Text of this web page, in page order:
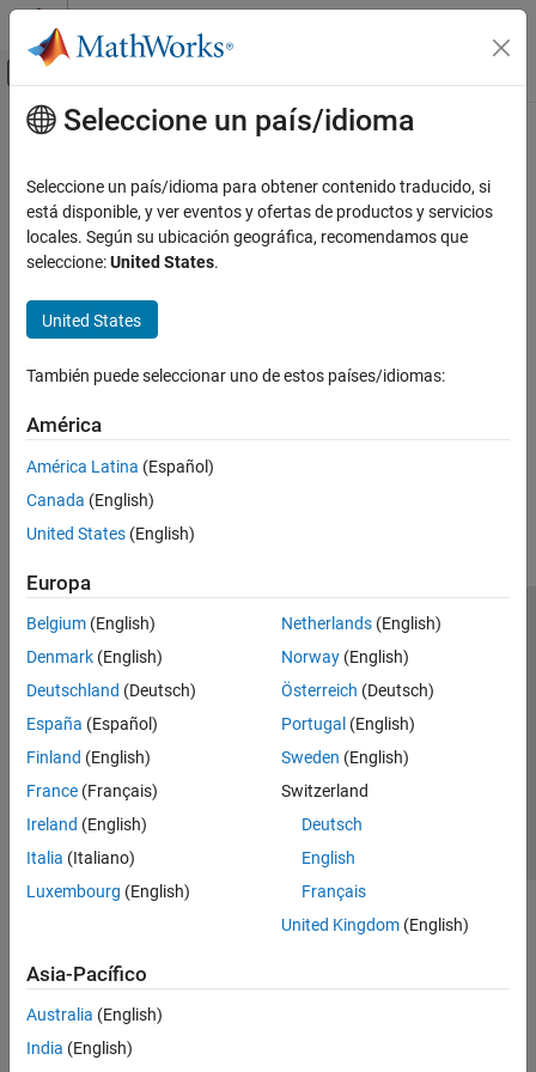
Saltar al contenido
Mostrar/ocultar menú de navegación
Inicio de Documentación
Contenido principal
How useful was this information?
Seleccione un país/idioma
Seleccione un país/idioma para obtener contenido traducido, si
está disponible, y ver eventos y ofertas de productos y servicios
locales. Según su ubicación geográfica, recomendamos que
seleccione:United States.
United States
También puede seleccionar uno de estos países/idiomas:
América
América Latina (Español)
Canada (English)
United States (English)
Europa
Belgium (English)
Denmark (English)
Deutschland (Deutsch)
España (Español)
Finland (English)
France (Français)
Ireland (English)
Italia (Italiano)
Luxembourg (English)
Netherlands(English)
Norway(English)
Österreich (Deutsch)
Portugal (English)
Sweden (English)
Switzerland
Deutsch
English
Français
United Kingdom(English)
Asia-Pacífico
Australia (English)
India (English)
Centro de confianza
Marcas comerciales
Política de privacidad
Antipiratería
Estado de las aplicaciones
Información de contacto
© 1994-2026 The MathWorks, Inc.
Seleccione un país/